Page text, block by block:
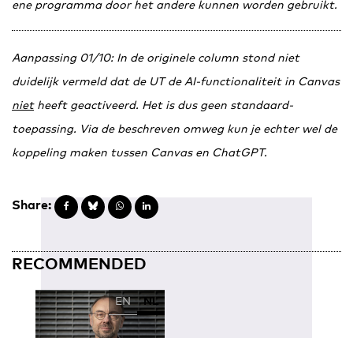
ene programma door het andere kunnen worden gebruikt.
Aanpassing 01/10: In de originele column stond niet
duidelijk vermeld dat de UT de AI-functionaliteit in Canvas
nietheeft geactiveerd. Het is dus geen standaard-
toepassing. Via de beschreven omweg kun je echter wel de
koppeling maken tussen Canvas en ChatGPT.
Share:
RECOMMENDED
EN NL